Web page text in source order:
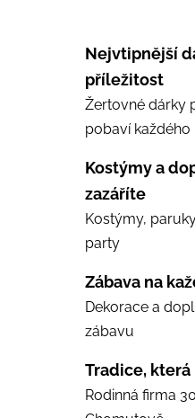
Nejvtipnější
příležitost
Žertovné dárky
pobaví každého
Kostýmy a
zazáříte
Kostýmy,
party
Zábava na
Dekorace a
zábavu
Tradice,
Rodinná firma